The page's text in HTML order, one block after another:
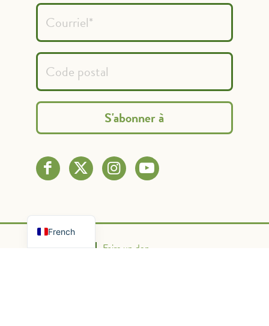
Nous contacter Faire un don
French